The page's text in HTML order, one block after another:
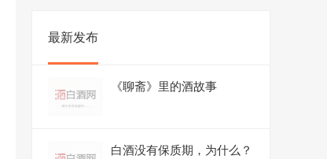
最新发布
《聊斋》里的酒故事
白酒没有保质期，为什么？